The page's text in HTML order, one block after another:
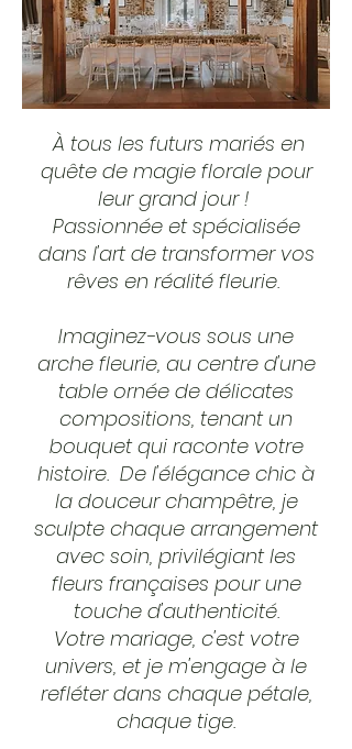
À tous les futurs mariés en
quête de magie florale pour
leur grand jour !
Passionnée et spécialisée
dans l'art de transformer vos
rêves en réalité fleurie.
Imaginez-vous sous une
arche fleurie, au centre d'une
table ornée de délicates
compositions, tenant un
bouquet qui raconte votre
histoire. De l'élégance chic à
la douceur champêtre, je
sculpte chaque arrangement
avec soin, privilégiant les
fleurs françaises pour une
touche d'authenticité.
Votre mariage, c'est votre
univers, et je m'engage à le
refléter dans chaque pétale,
chaque tige.